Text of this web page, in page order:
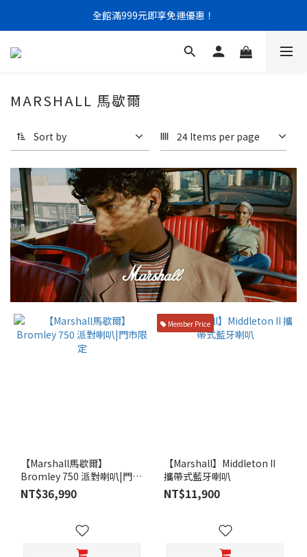
門市限定｜現金結帳不限金額 95 折
全館滿999元即享免運優惠！
門市限定｜現金結帳不限金額 95 折
MARSHALL 馬歇爾
Sort by 24 Items per page
【Marshall馬歇爾】
Bromley 750 派對喇叭|門市
限定
NT$36,990
Member Price
【Marshall】Middleton II
攜帶式藍牙喇叭
NT$11,900